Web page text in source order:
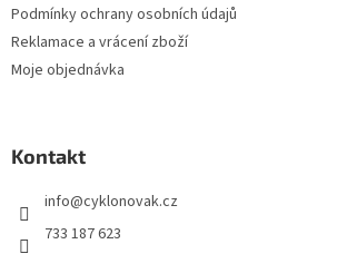
Podmínky ochrany osobních údajů
Reklamace a vrácení zboží
Moje objednávka
Kontakt
info@cyklonovak.cz
733 187 623